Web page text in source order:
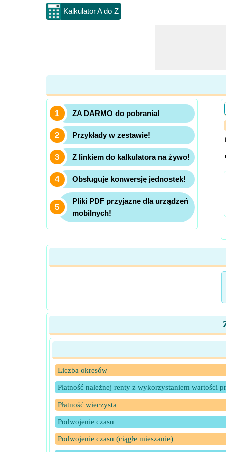
Kalkulator A do Z
ZA DARMO do pobrania!
Przykłady w zestawie!
Z linkiem do kalkulatora na żywo!
Obsługuje konwersję jednostek!
Pliki PDF przyjazne dla urządzeń
mobilnych!
Liczba okresów
Płatność należnej renty z wykorzystaniem wartości
Płatność wieczysta
Podwojenie czasu
Podwojenie czasu (ciągłe mieszanie)